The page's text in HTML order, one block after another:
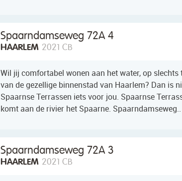
Spaarndamseweg 72A 4
HAARLEM 2021 CB
Wil jij comfortabel wonen aan het water, op
van de gezellige binnenstad van Haarlem? Dan is
Spaarnse Terrassen iets voor jou. Spaarnse
komt aan de rivier het Spaarne. Spaarndamseweg..
Spaarndamseweg 72A 3
HAARLEM 2021 CB